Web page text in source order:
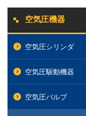
空気圧機器
空気圧シリンダ
空気圧駆動機器
空気圧バルブ